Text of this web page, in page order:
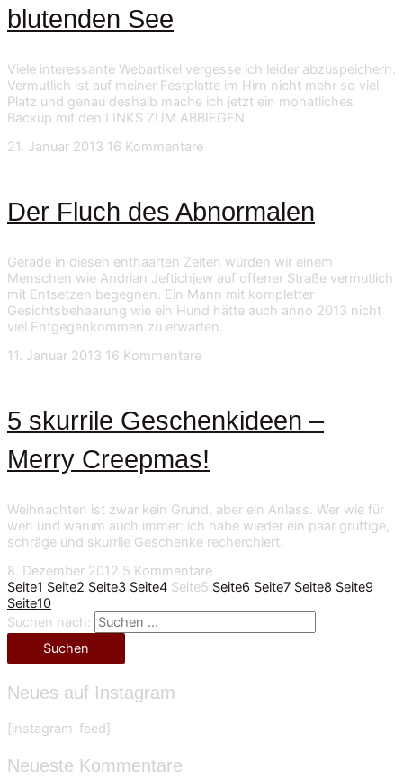
blutenden See
Viele interessante Webartikel vergesse ich leider abzuspeichern.
Vermutlich ist auf meiner Festplatte im Hirn nicht mehr so viel
Platz und genau deshalb mache ich jetzt ein monatliches
Backup mit den LINKS ZUM ABBIEGEN.
21. Januar 2013 16 Kommentare
Der Fluch des Abnormalen
Gerade in diesen enthaarten Zeiten würden wir einem
Menschen wie Andrian Jeftichjew auf offener Straße vermutlich
mit Entsetzen begegnen. Ein Mann mit kompletter
Gesichtsbehaarung wie ein Hund hätte auch anno 2013 nicht
viel Entgegenkommen zu erwarten.
11. Januar 2013 16 Kommentare
5 skurrile Geschenkideen –
Merry Creepmas!
Weihnachten ist zwar kein Grund, aber ein Anlass. Wer wie für
wen und warum auch immer: ich habe wieder ein paar gruftige,
schräge und skurrile Geschenke recherchiert.
8. Dezember 2012 5 Kommentare
Seite1 Seite2 Seite3 Seite4 Seite5 Seite6 Seite7 Seite8 Seite9
Seite10
Suchen nach:
Neues auf Instagram
[instagram-feed]
Neueste Kommentare